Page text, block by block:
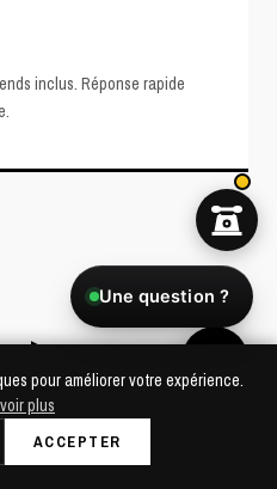
inclus. Réponse rapide
À DRANCY
? Notre point de retrait à
et la livraison est possible
pour améliorer votre expérience.
plus
ACCEPTER
Une question ?